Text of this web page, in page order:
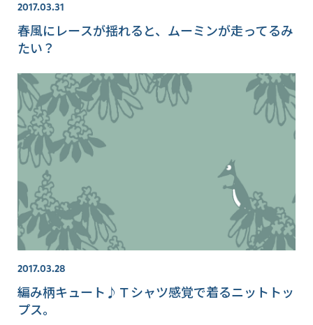
2017.03.31
春風にレースが揺れると、ムーミンが走ってるみ
たい？
2017.03.28
編み柄キュート♪Ｔシャツ感覚で着るニットトッ
プス。